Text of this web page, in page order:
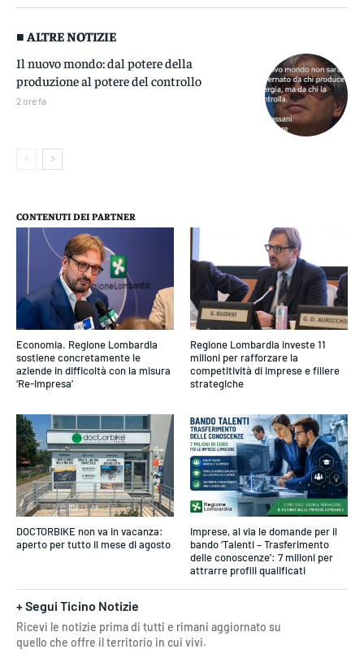
■ ALTRE NOTIZIE
Il nuovo mondo: dal potere della
produzione al potere del controllo
2 ore fa
CONTENUTI DEI PARTNER
Economia. Regione Lombardia
sostiene concretamente le
aziende in difficoltà con la misura
‘Re-Impresa’
DOCTORBIKE non va in vacanza:
aperto per tutto il mese di agosto
Regione Lombardia investe 11
milioni per rafforzare la
competitività di imprese e filiere
strategiche
Imprese, al via le domande per il
bando ‘Talenti – Trasferimento
delle conoscenze’: 7 milioni per
attrarre profili qualificati
+ Segui Ticino Notizie
Ricevi le notizie prima di tutti e rimani aggiornato su
quello che offre il territorio in cui vivi.